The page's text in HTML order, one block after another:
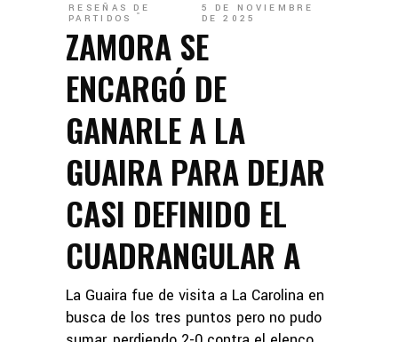
RESEÑAS DE
PARTIDOS
5 DE NOVIEMBRE
DE 2025
ZAMORA SE
ENCARGÓ DE
GANARLE A LA
GUAIRA PARA DEJAR
CASI DEFINIDO EL
CUADRANGULAR A
La Guaira fue de visita a La Carolina en
busca de los tres puntos pero no pudo